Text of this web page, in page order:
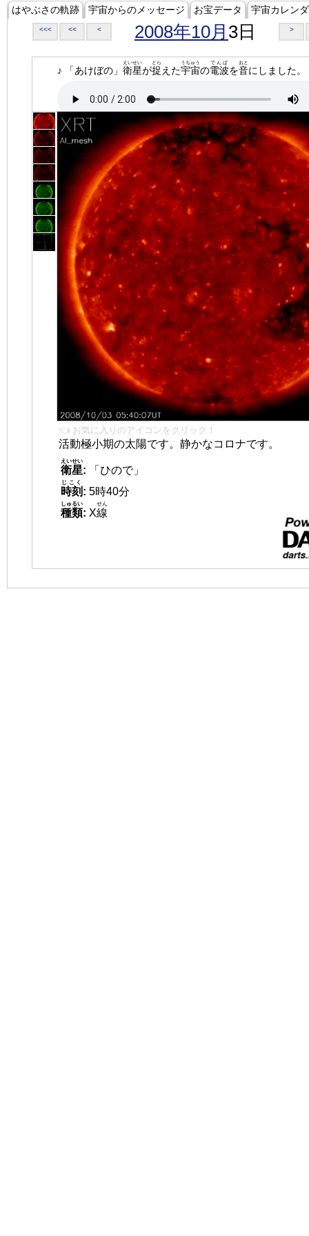
はやぶさの軌跡 宇宙からのメッセージ お宝データ 宇宙カレン
<<< << < 2008年10月 3日 >
♪ 「あけぼの」 衛星
えいせい
が捉
とら
えた宇宙
うちゅう
の電波
でんぱ
を音
おと
にしました。
👈 お気に入りのアイコンをクリック！
活動極小期の太陽です。静かなコロナです。
衛星
えいせい
:
「ひので」
時刻
じこく
: 5時40分
種類
しゅるい
: X線
せん